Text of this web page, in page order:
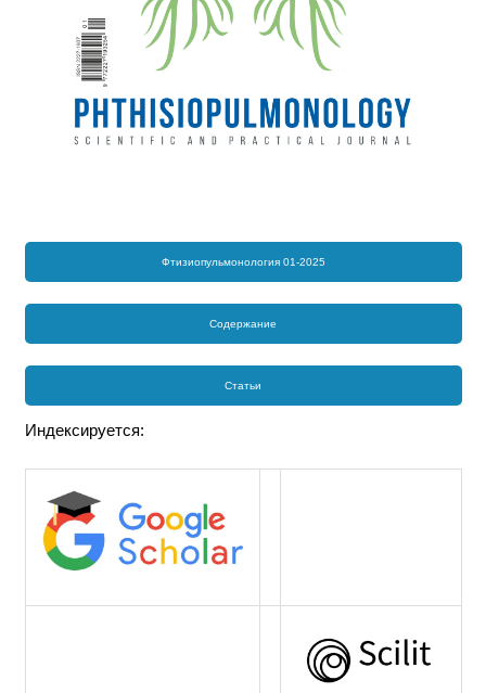
Фтизиопульмонология 01-2025
Содержание
Статьи
Индексируется: